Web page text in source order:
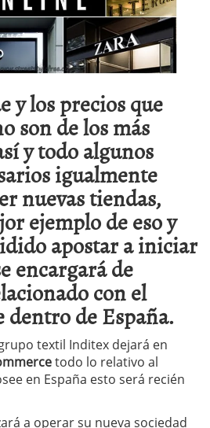
y los precios que
son de los más
y todo algunos
igualmente
nuevas tiendas,
ejemplo de eso y
apostar a iniciar
encargará de
con el
de España.
textil Inditex dejará en
todo lo relativo al
en España esto será recién
a operar su nueva sociedad